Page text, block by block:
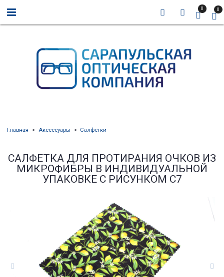
0 0
Главная Аксессуары Салфетки
САЛФЕТКА ДЛЯ ПРОТИРАНИЯ ОЧКОВ ИЗ
МИКРОФИБРЫ В ИНДИВИДУАЛЬНОЙ
УПАКОВКЕ С РИСУНКОМ С7